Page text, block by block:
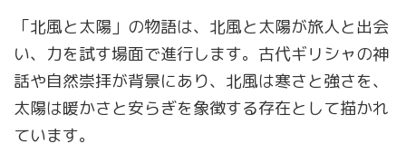
「北風と太陽」の物語は、北風と太陽が旅人と出会
い、力を試す場面で進行します。古代ギリシャの神
話や自然崇拝が背景にあり、北風は寒さと強さを、
太陽は暖かさと安らぎを象徴する存在として描かれ
ています。